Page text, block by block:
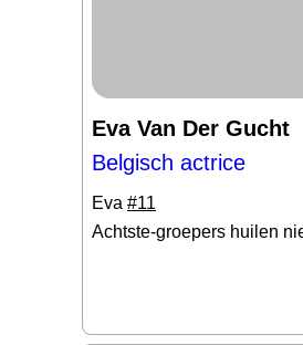
Eva Van Der Gucht
Belgisch actrice
Eva #11
Achtste-groepers huilen